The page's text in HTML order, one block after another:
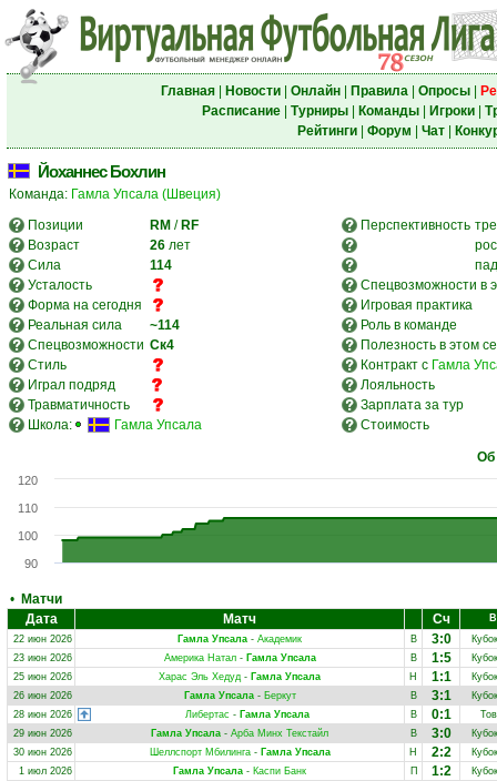
Главная| Новости| Онлайн| Правила| Опросы|
Расписание| Турниры| Команды| Игроки|
Рейтинги| Форум Чат|
Йоханнес Бохлин
Команда: Гамла Упсала (Швеция)
Позиции
RM / RF Перспективность
Возраст
26 лет
Сила
114
Усталость
Спецвозможности в
Форма на сегодня
Игровая практика
Реальная сила
~114
Роль в команде
Спецвозможности Ск4
Полезность в этом
Стиль
Контракт с Гамла
Играл подряд
Лояльность
Травматичность
Зарплата за тур
Школа:
Гамла Упсала Стоимость
Об
90
100
110
120
• Матчи
Дата
Матч Сч
22 июн 2026
Гамла Упсала - Академик В 3:0
23 июн 2026
Америка Натал- Гамла Упсала В 1:5
25 июн 2026
Харас Эль Хедуд - Гамла Упсала Н 1:1
26 июн 2026
Гамла Упсала- Беркут В 3:1
28 июн 2026
Либертас - Гамла Упсала В 0:1
29 июн 2026
Гамла Упсала - Арба Минх Текстайл В 3:0
30 июн 2026
Шеллспорт Мбилинга- Гамла Упсала Н 2:2
1 июл 2026
Гамла Упсала - Каспи Банк П 1:2